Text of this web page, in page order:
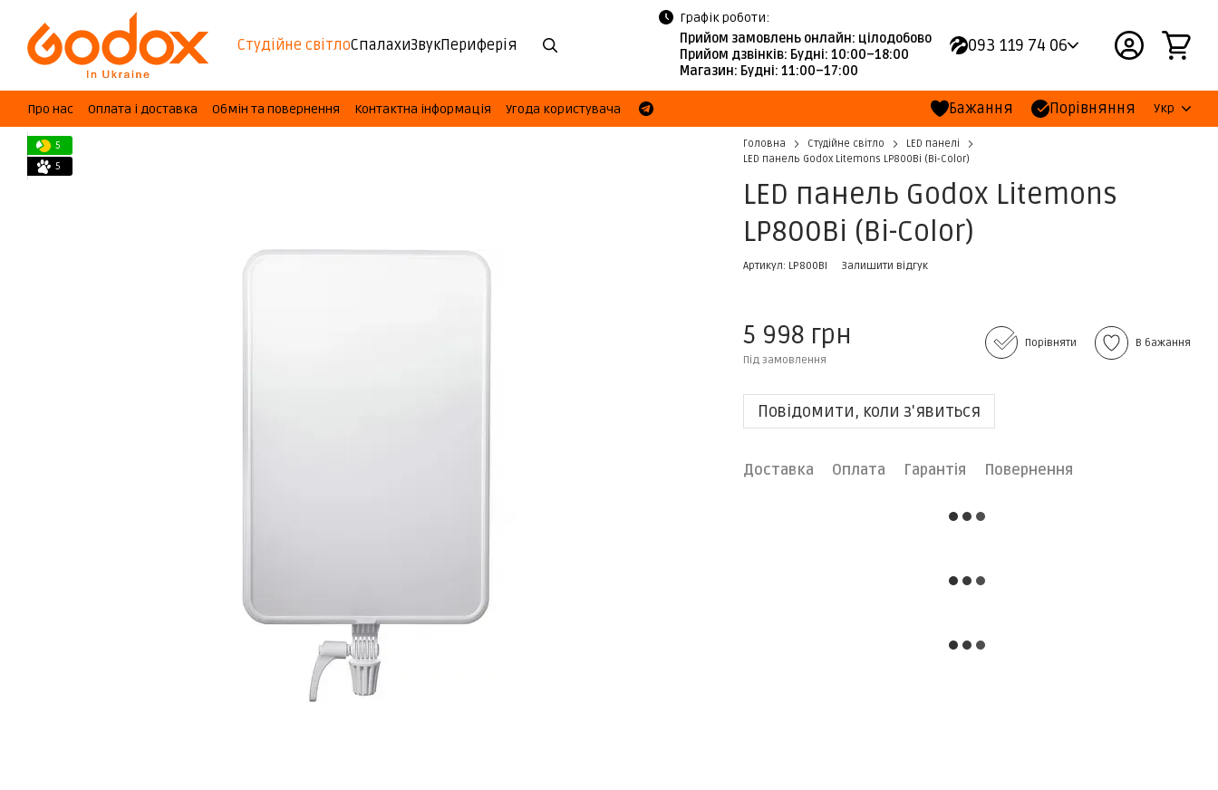
Перейти до основного контенту
Студійне світлоСпалахиЗвукПериферія
Графік роботи:
Прийом замовлень онлайн: цілодобово
Прийом дзвінків: Будні: 10:00–18:00
Магазин: Будні: 11:00–17:00
093 119 74 06
Про нас Оплата і доставка Обмін та повернення Контактна інформація Угода користувача Бажання Порівняння Укр
5
5
Головна Студійне світло
LED панелі
LED панель Godox Litemons LP800Bi (Bi-Color)
LED панель Godox Litemons
LP800Bi (Bi-Color)
Артикул: LP800BI Залишити відгук
5 998 грн
Під замовлення
Порівняти В бажання
Повідомити, коли з'явиться
Доставка Оплата Гарантія Повернення